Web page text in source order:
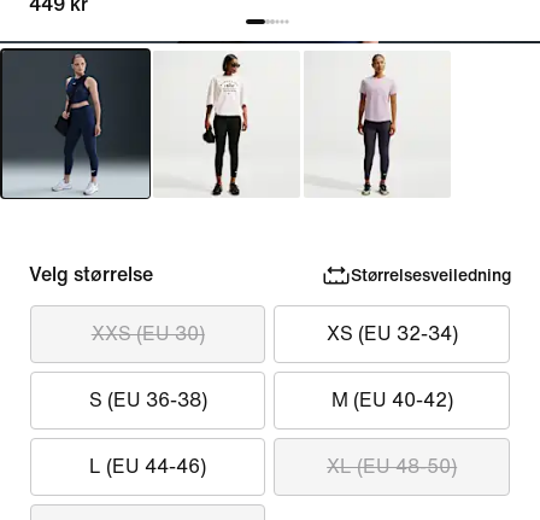
449 kr
Velg størrelse Størrelsesveiledning
XXS (EU 30) XS (EU 32-34)
S (EU 36-38) M (EU 40-42)
L (EU 44-46) XL (EU 48-50)